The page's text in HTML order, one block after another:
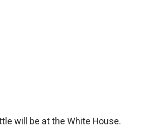
will be at the White House.